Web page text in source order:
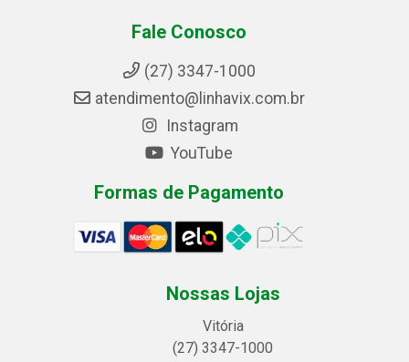
Fale Conosco
(27) 3347-1000
atendimento@linhavix.com.br
Instagram
YouTube
Formas de Pagamento
Nossas Lojas
Vitória
(27) 3347-1000